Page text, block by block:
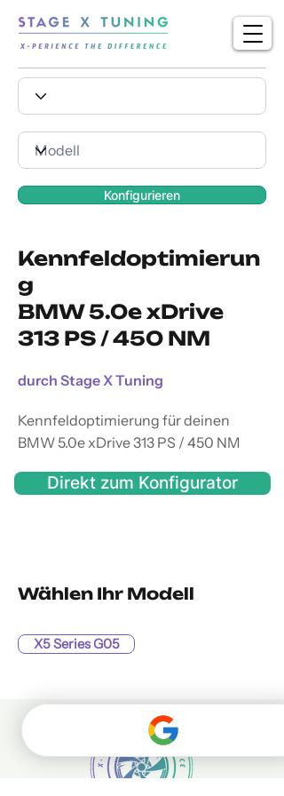
Konfigurieren
Kennfeldoptimierun
g
BMW 5.0e xDrive
313 PS / 450 NM
durch Stage X Tuning
Kennfeldoptimierung für deinen
BMW 5.0e xDrive 313 PS / 450 NM
Direkt zum Konfigurator
Wählen Ihr Modell
X5 Series G05